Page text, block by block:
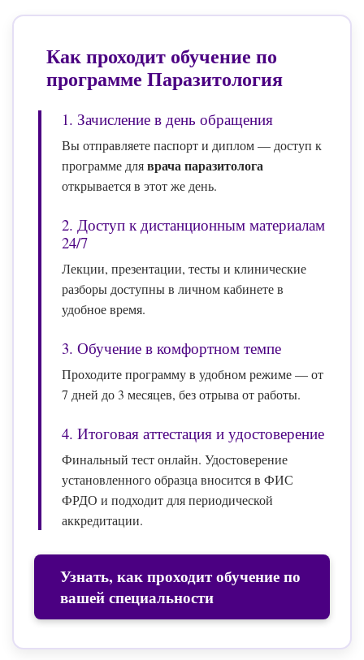
Как проходит обучение по
программе Паразитология
1. Зачисление в день обращения
Вы отправляете паспорт и диплом — доступ к
программе дляврача паразитолога
открывается в этот же день.
2. Доступ к дистанционным материалам
24/7
Лекции, презентации, тесты и клинические
разборы доступны в личном кабинете в
удобное время.
3. Обучение в комфортном темпе
Проходите программу в удобном режиме — от
7 дней до 3 месяцев, без отрыва от работы.
4. Итоговая аттестация и удостоверение
Финальный тест онлайн. Удостоверение
установленного образца вносится в ФИС
ФРДО и подходит для периодической
аккредитации.
Узнать, как проходит обучение по
вашей специальности